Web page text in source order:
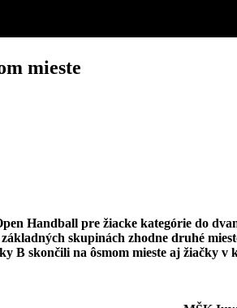
mieste
Handball pre žiacke kategórie do
skupinách zhodne druhé
B skončili na ôsmom mieste aj žiačky